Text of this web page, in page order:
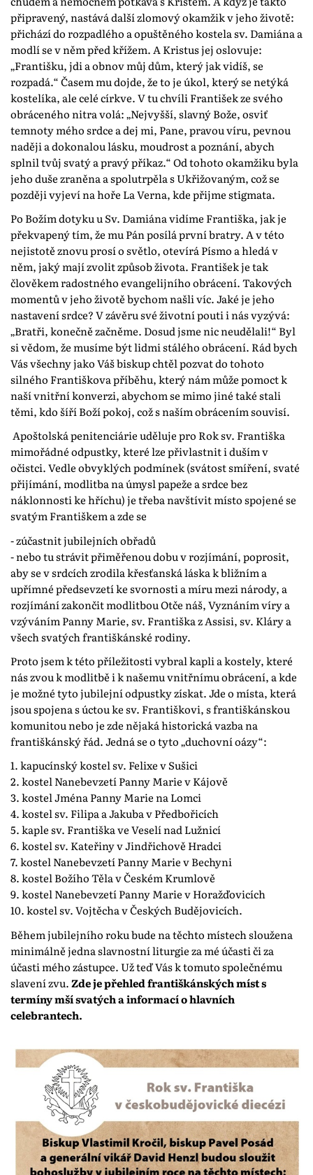
připravený, nastává další zlomový okamžik v jeho životě:
přichází do rozpadlého a opuštěného kostela sv. Damiána a
modlí se v něm před křížem. A Kristus jej oslovuje:
„Františku, jdi a obnov můj dům, který jak vidíš, se
rozpadá.“ Časem mu dojde, že to je úkol, který se netýká
kostelíka, ale celé církve. V tu chvíli František ze svého
obráceného nitra volá: „Nejvyšší, slavný Bože, osviť
temnoty mého srdce a dej mi, Pane, pravou víru, pevnou
naději a dokonalou lásku, moudrost a poznání, abych
splnil tvůj svatý a pravý příkaz.“ Od tohoto okamžiku byla
jeho duše zraněna a spolutrpěla s Ukřižovaným, což se
později vyjeví na hoře La Verna, kde přijme stigmata.
Po Božím dotyku u Sv. Damiána vidíme Františka, jak je
překvapený tím, že mu Pán posílá první bratry. A v této
nejistotě znovu prosí o světlo, otevírá Písmo a hledá v
něm, jaký mají zvolit způsob života. František je tak
člověkem radostného evangelijního obrácení. Takových
momentů v jeho životě bychom našli víc. Jaké je jeho
nastavení srdce? V závěru své životní pouti i nás vyzývá:
„Bratři, konečně začněme. Dosud jsme nic neudělali!“ Byl
si vědom, že musíme být lidmi stálého obrácení. Rád bych
Vás všechny jako Váš biskup chtěl pozvat do tohoto
silného Františkova příběhu, který nám může pomoct k
naší vnitřní konverzi, abychom se mimo jiné také stali
těmi, kdo šíří Boží pokoj, což s naším obrácením souvisí.
Apoštolská penitenciárie uděluje pro Rok sv. Františka
mimořádné odpustky, které lze přivlastnit i duším v
očistci. Vedle obvyklých podmínek (svátost smíření, svaté
přijímání, modlitba na úmysl papeže a srdce bez
náklonnosti ke hříchu) je třeba navštívit místo spojené se
svatým Františkem a zde se
- zúčastnit jubilejních obřadů
- nebo tu strávit přiměřenou dobu v rozjímání, poprosit,
aby se v srdcích zrodila křesťanská láska k bližním a
upřímné předsevzetí ke svornosti a míru mezi národy, a
rozjímání zakončit modlitbou Otče náš, Vyznáním víry a
vzýváním Panny Marie, sv. Františka z Assisi, sv. Kláry a
všech svatých františkánské rodiny.
Proto jsem k této příležitosti vybral kapli a kostely, které
nás zvou k modlitbě i k našemu vnitřnímu obrácení, a kde
je možné tyto jubilejní odpustky získat. Jde o místa, která
jsou spojena s úctou ke sv. Františkovi, s františkánskou
komunitou nebo je zde nějaká historická vazba na
františkánský řád. Jedná se o tyto „duchovní oázy“:
1. kapucínský kostel sv. Felixe v Sušici
2. kostel Nanebevzetí Panny Marie v Kájově
3. kostel Jména Panny Marie na Lomci
4. kostel sv. Filipa a Jakuba v Předbořicích
5. kaple sv. Františka ve Veselí nad Lužnicí
6. kostel sv. Kateřiny v Jindřichově Hradci
7. kostel Nanebevzetí Panny Marie v Bechyni
8. kostel Božího Těla v Českém Krumlově
9. kostel Nanebevzetí Panny Marie v Horažďovicích
10. kostel sv. Vojtěcha v Českých Budějovicích.
Během jubilejního roku bude na těchto místech sloužena
minimálně jedna slavnostní liturgie za mé účasti či za
účasti mého zástupce. Už teď Vás k tomuto společnému
slavení zvu.Zde je přehled františkánských míst s
termíny mší svatých a informací o hlavních
celebrantech.